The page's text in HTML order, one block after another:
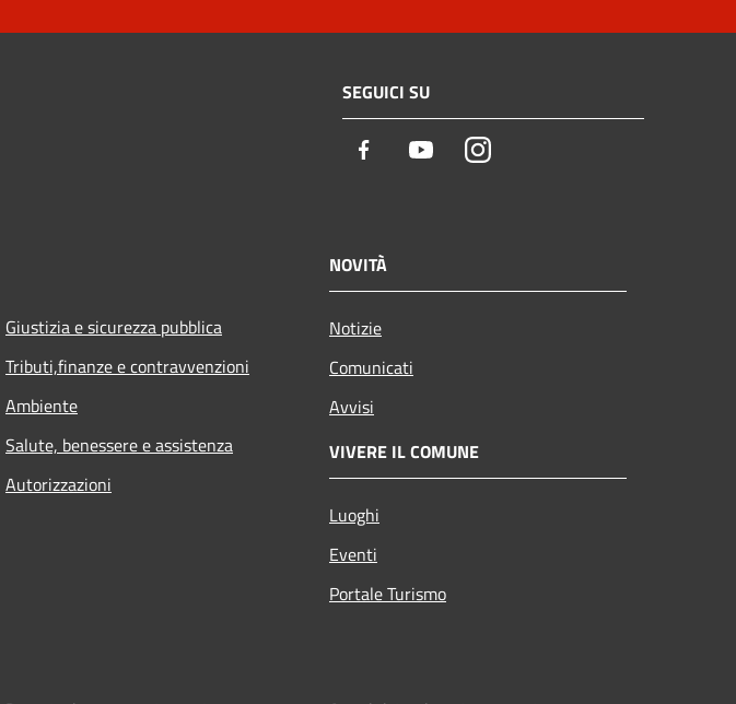
SEGUICI SU
Facebook YoutubeInstagram
Giustizia e sicurezza pubblica
Tributi,finanze e contravvenzioni
Ambiente
Salute, benessere e assistenza
Autorizzazioni
NOVITÀ
Notizie
Comunicati
Avvisi
VIVERE IL COMUNE
Luoghi
Eventi
Portale Turismo